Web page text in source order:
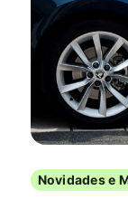
Novidades e